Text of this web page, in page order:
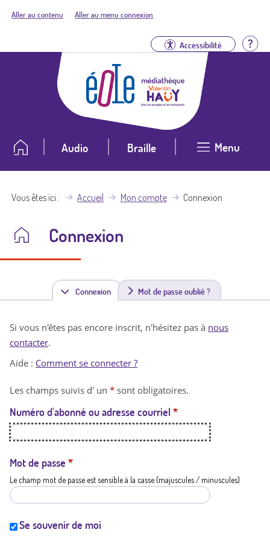
Aller au contenu Aller au menu connexion
Accessibilité
Audio Braille Menu
Vous êtes ici Accueil Mon compte Connexion
Connexion
Connexion(
n
t
a
t
i
Mot de passe oublié ?
Si vous n'êtes pas encore inscrit, n'hésitez pas à nous
contacter.
Aide : Comment se connecter ?
Les champs suivis d' un * sont obligatoires.
Numéro d'abonné ou adresse courriel *
Mot de passe *
Le champ mot de passe est sensible à la casse (majuscules / minuscules)
Se souvenir de moi